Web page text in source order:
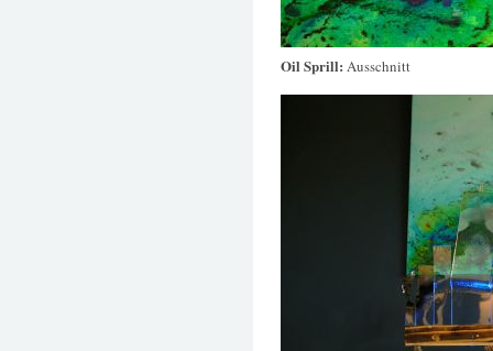
Oil Sprill: Ausschnitt